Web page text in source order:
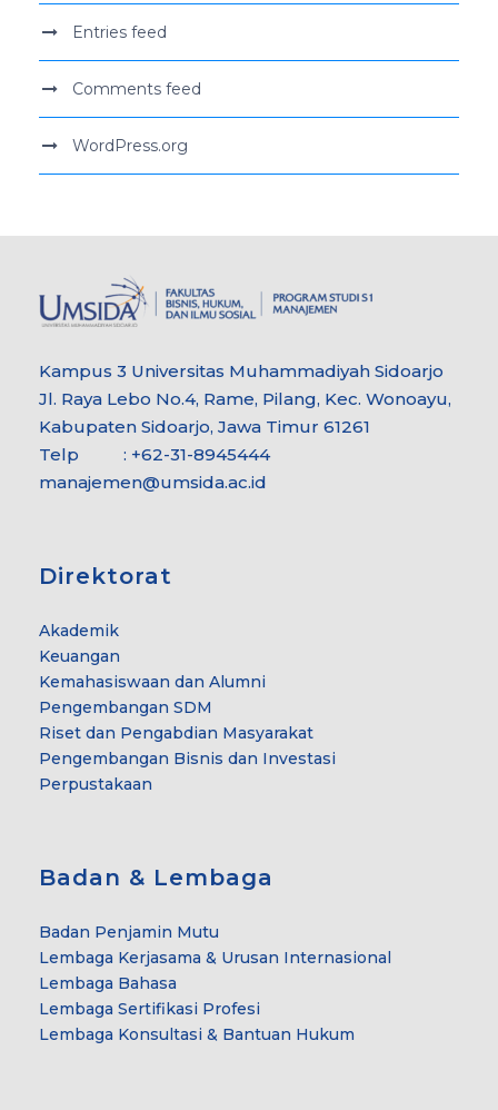
Entries feed
Comments feed
WordPress.org
Kampus 3 Universitas Muhammadiyah Sidoarjo
Jl. Raya Lebo No.4, Rame, Pilang, Kec. Wonoayu,
Kabupaten Sidoarjo, Jawa Timur 61261
Telp : +62-31-8945444
manajemen@umsida.ac.id
Direktorat
Akademik
Keuangan
Kemahasiswaan dan Alumni
Pengembangan SDM
Riset dan Pengabdian Masyarakat
Pengembangan Bisnis dan Investasi
Perpustakaan
Badan & Lembaga
Badan Penjamin Mutu
Lembaga Kerjasama & Urusan Internasional
Lembaga Bahasa
Lembaga Sertifikasi Profesi
Lembaga Konsultasi & Bantuan Hukum